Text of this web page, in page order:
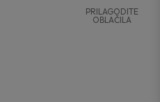
PRILAGODITE
OBLAČILA